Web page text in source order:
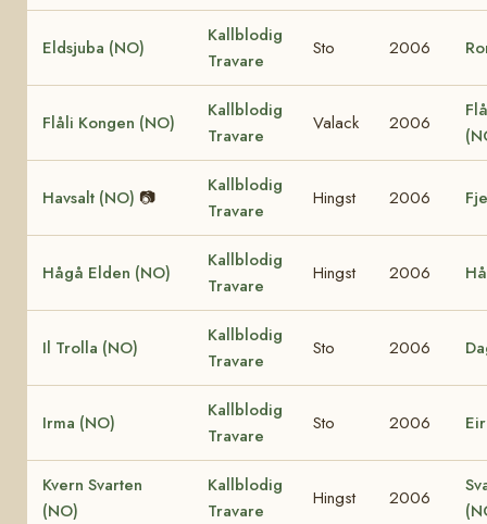
Eldsjuba (NO)
Kallblodig
Travare
Sto 2006
Flåli Kongen (NO)
Kallblodig
Travare
Valack 2006
Havsalt (NO) 📷
Kallblodig
Travare
Hingst 2006
Hågå Elden (NO)
Kallblodig
Travare
Hingst 2006
Il Trolla (NO)
Kallblodig
Travare
Sto 2006
Irma (NO)
Kallblodig
Travare
Sto 2006
Kvern Svarten
(NO)
Kallblodig
Travare
Hingst 2006